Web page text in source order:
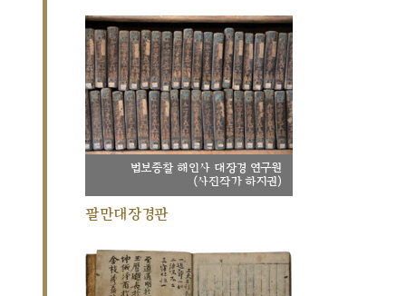
법보종찰 해인사 대장경 연구원
(사진작가 하지권)
팔만대장경판